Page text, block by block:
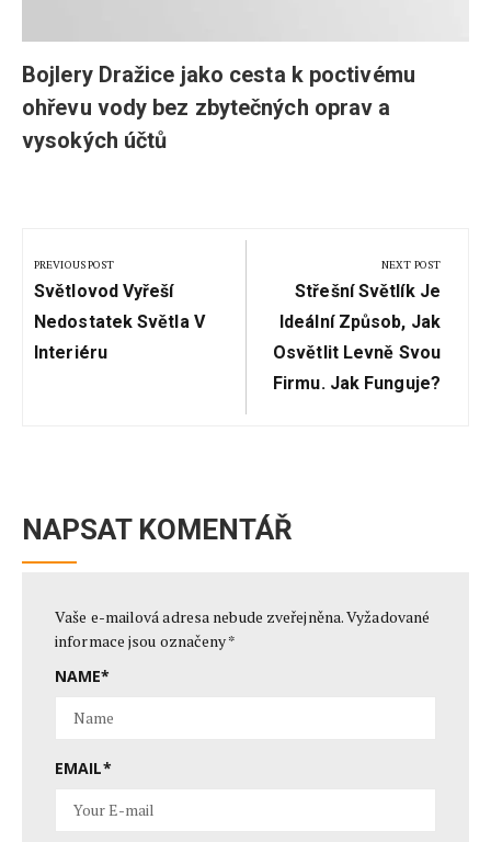
Bojlery Dražice jako cesta k poctivému
ohřevu vody bez zbytečných oprav a
vysokých účtů
pro
příspěvek
PREVIOUS POST
Previous
Post:
Světlovod Vyřeší
Nedostatek Světla V
Interiéru
NEXT POST
Next
Post:
Střešní Světlík Je
Ideální Způsob, Jak
Osvětlit Levně Svou
Firmu. Jak Funguje?
NAPSAT KOMENTÁŘ
Vaše e-mailová adresa nebude zveřejněna.Vyžadované
informace jsou označeny*
NAME*
EMAIL*